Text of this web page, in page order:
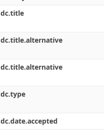
dc.title
dc.title.alternative
dc.title.alternative
dc.type
dc.date.accepted